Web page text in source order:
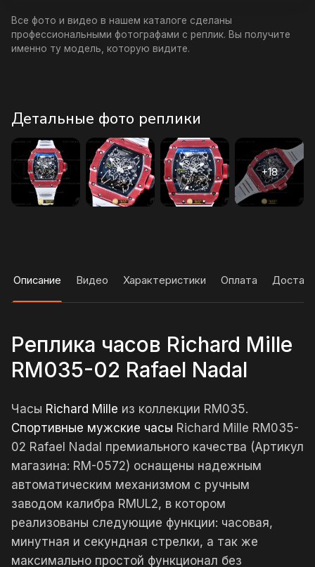
Все фото и видео в нашем каталоге сделаны
профессиональными фотографами с реплик. Вы получите
именно ту модель, которую видите.
Детальные фото реплики
Описание Видео Характеристики Оплата
Реплика часов Richard Mille
RM035-02 Rafael Nadal
Часы Richard Mille из коллекции RM035.
Спортивные мужские часы Richard Mille RM035-
02 Rafael Nadal премиального качества (Артикул
магазина: RM-0572) оснащены надежным
автоматическим механизмом с ручным
заводом калибра RMUL2, в котором
реализованы следующие функции: часовая,
минутная и секундная стрелки, а так же
максимально простой функционал без